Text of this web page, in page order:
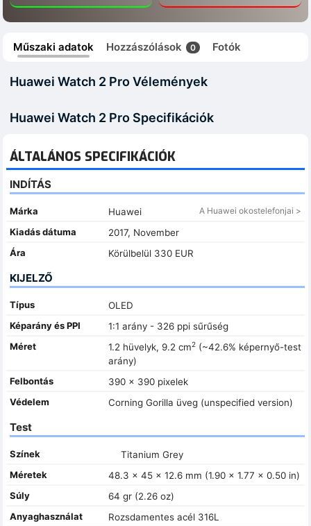
Műszaki adatok Hozzászólások 0 Fotók
Huawei Watch 2 Pro Vélemények
Huawei Watch 2 Pro Specifikációk
ÁLTALÁNOS SPECIFIKÁCIÓK
INDÍTÁS
Márka Huawei A Huawei okostelefonjai >
Kiadás dátuma
2017, November
Ára
Körülbelül 330 EUR
KIJELZŐ
Típus
OLED
Képarány és PPI
1:1 arány - 326 ppi sűrűség
Méret
1.2 hüvelyk, 9.2 cm2(~42.6% képernyő-test
arány)
Felbontás
390 x 390 pixelek
Védelem
Corning Gorilla üveg (unspecified version)
Test
Színek
Titanium Grey
Méretek
48.3 x 45 x 12.6 mm (1.90 x 1.77 x 0.50 in)
Súly
64 gr (2.26 oz)
Anyaghasználat
Rozsdamentes acél 316L